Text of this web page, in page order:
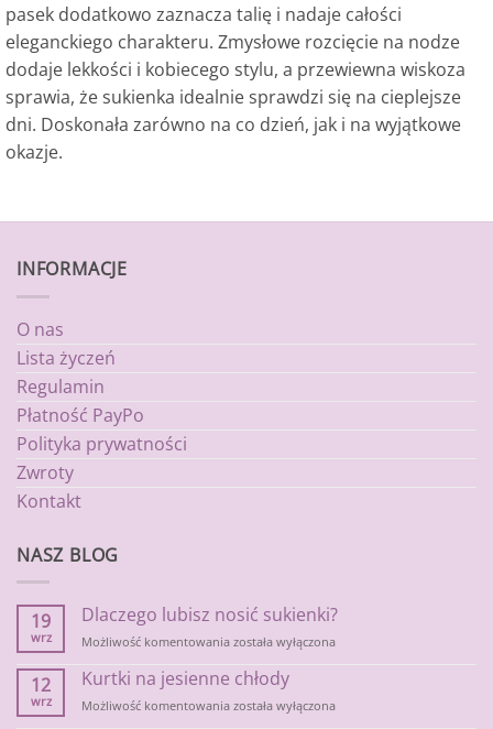
pasek dodatkowo zaznacza talię i nadaje całości
eleganckiego charakteru. Zmysłowe rozcięcie na nodze
dodaje lekkości i kobiecego stylu, a przewiewna wiskoza
sprawia, że sukienka idealnie sprawdzi się na cieplejsze
dni. Doskonała zarówno na co dzień, jak i na wyjątkowe
okazje.
INFORMACJE
O nas
Lista życzeń
Regulamin
Płatność PayPo
Polityka prywatności
Zwroty
Kontakt
NASZ BLOG
19
wrz
Dlaczego lubisz nosić sukienki?
Możliwość komentowania Dlaczego
nosić
została wyłączona
12
wrz
Kurtki na jesienne chłody
Możliwość komentowania Kurtki
została wyłączona